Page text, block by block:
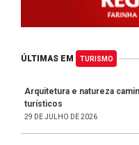
ÚLTIMAS EM TURISMO
Arquitetura e natureza
turísticos
29 DE JULHO DE 2026